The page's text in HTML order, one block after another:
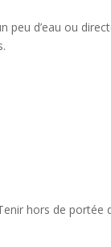
d’eau ou
hors de portée